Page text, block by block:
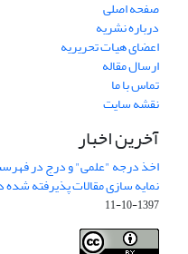
صفحه اصلی
درباره نشریه
اعضای هیات تحریریه
ارسال مقاله
تماس با ما
نقشه سایت
آخرین اخبار
اخذ درجه "علمی" و درج در
نمایه سازی مقالات پذیرفته شده
1397-10-11